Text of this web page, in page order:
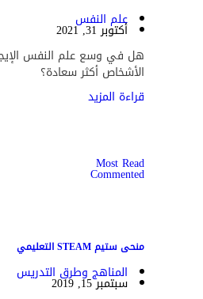
علم النفس
أكتوبر 31, 2021
هل في وسع علم النفس
الأشخاص أكثر سعادة؟
قراءة المزيد
Most Read
Commented
منحى ستيم STEAM التعليمي
المناهج وطرق التدريس
سبتمبر 15, 2019